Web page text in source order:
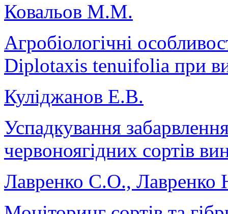
Ковальов М.М.
Агробіологічні
Diplotaxis tenuifolia при
Куліджанов Е.В.
Успадкування
червоноягідних сортів
Лавренко С.О.,